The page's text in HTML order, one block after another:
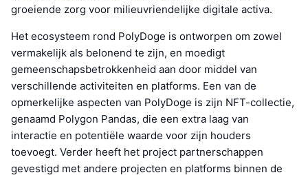
groeiende zorg voor milieuvriendelijke digitale activa.
Het ecosysteem rond PolyDoge is ontworpen om zowel
vermakelijk als belonend te zijn, en moedigt
gemeenschapsbetrokkenheid aan door middel van
verschillende activiteiten en platforms. Een van de
opmerkelijke aspecten van PolyDoge is zijn NFT-collectie,
genaamd Polygon Pandas, die een extra laag van
interactie en potentiële waarde voor zijn houders
toevoegt. Verder heeft het project partnerschappen
gevestigd met andere projecten en platforms binnen de